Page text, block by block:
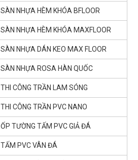
SÀN NHỰA HÈM KHÓA BFLOOR
SÀN NHỰA HÈM KHÓA MAXFLOOR
SÀN NHỰA DÁN KEO MAX FLOOR
SÀN NHỰA ROSA HÀN QUỐC
THI CÔNG TRẦN LAM SÓNG
THI CÔNG TRẦN PVC NANO
ỐP TƯỜNG TẤM PVC GIẢ ĐÁ
TẤM PVC VÂN ĐÁ